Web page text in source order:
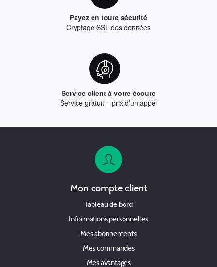
Payez en toute sécurité
Cryptage SSL des données
Service client à votre écoute
Service gratuit + prix d’un appel
Mon compte client
Tableau de bord
Informations personnelles
Mes abonnements
Mes commandes
Mes avantages